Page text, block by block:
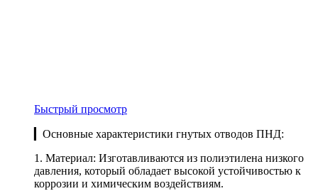
Быстрый просмотр
▎Основные характеристики гнутых отводов ПНД:
1. Материал: Изготавливаются из полиэтилена низкого
давления, который обладает высокой устойчивостью к
коррозии и химическим воздействиям.